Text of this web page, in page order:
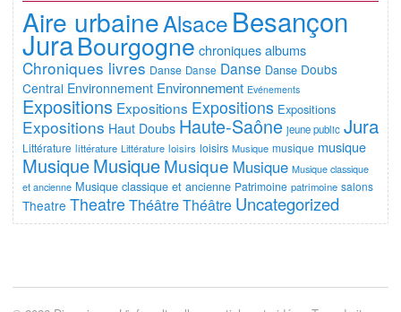
Aire urbaineAlsace Besançon
JuraBourgogne chroniques albums
Chroniques livres Danse Danse Danse Danse Doubs
Central Environnement Environnement Evénements
Expositions Expositions Expositions Expositions
Expositions Haut Doubs Haute-Saône jeune public Jura
Littérature littérature Littérature loisirs loisirs Musique musique musique
MusiqueMusiqueMusique Musique Musique classique
et ancienne Musique classique et ancienne Patrimoine patrimoine salons
Theatre Theatre ThéâtreThéâtre Uncategorized